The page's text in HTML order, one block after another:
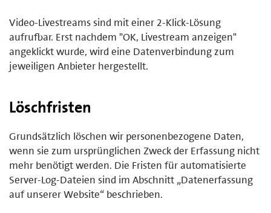
Video-Livestreams sind mit einer 2-Klick-Lösung
aufrufbar. Erst nachdem "OK, Livestream anzeigen"
angeklickt wurde, wird eine Datenverbindung zum
jeweiligen Anbieter hergestellt.
Löschfristen
Grundsätzlich löschen wir personenbezogene Daten,
wenn sie zum ursprünglichen Zweck der Erfassung nicht
mehr benötigt werden. Die Fristen für automatisierte
Server-Log-Dateien sind im Abschnitt „Datenerfassung
auf unserer Website“ beschrieben.